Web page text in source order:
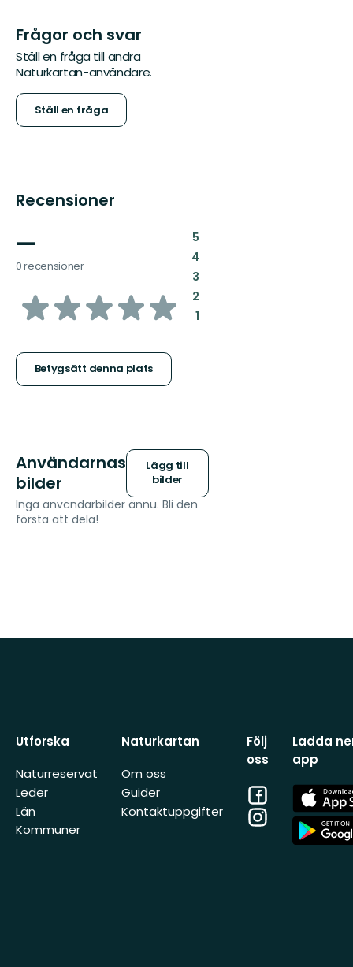
Frågor och svar
Ställ en fråga till andra
Naturkartan-användare.
Ställ en fråga
Recensioner
—
0 recensioner
av
stjärnor
Betygsätt denna plats
5:
4:
3:
2:
1:
Användarnas
bilder
Lägg till
bilder
Inga användarbilder ännu. Bli den
första att dela!
Utforska
Naturreservat
Leder
Län
Kommuner
Naturkartan
Om oss
Guider
Kontaktuppgifter
Följ
oss
Facebook
Instagram
Ladda
app
App
Store
App
Store